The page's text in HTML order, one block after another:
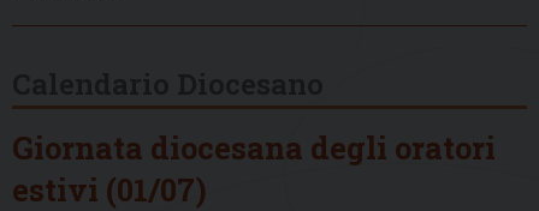
Giornata diocesana degli oratori
estivi (01/07)